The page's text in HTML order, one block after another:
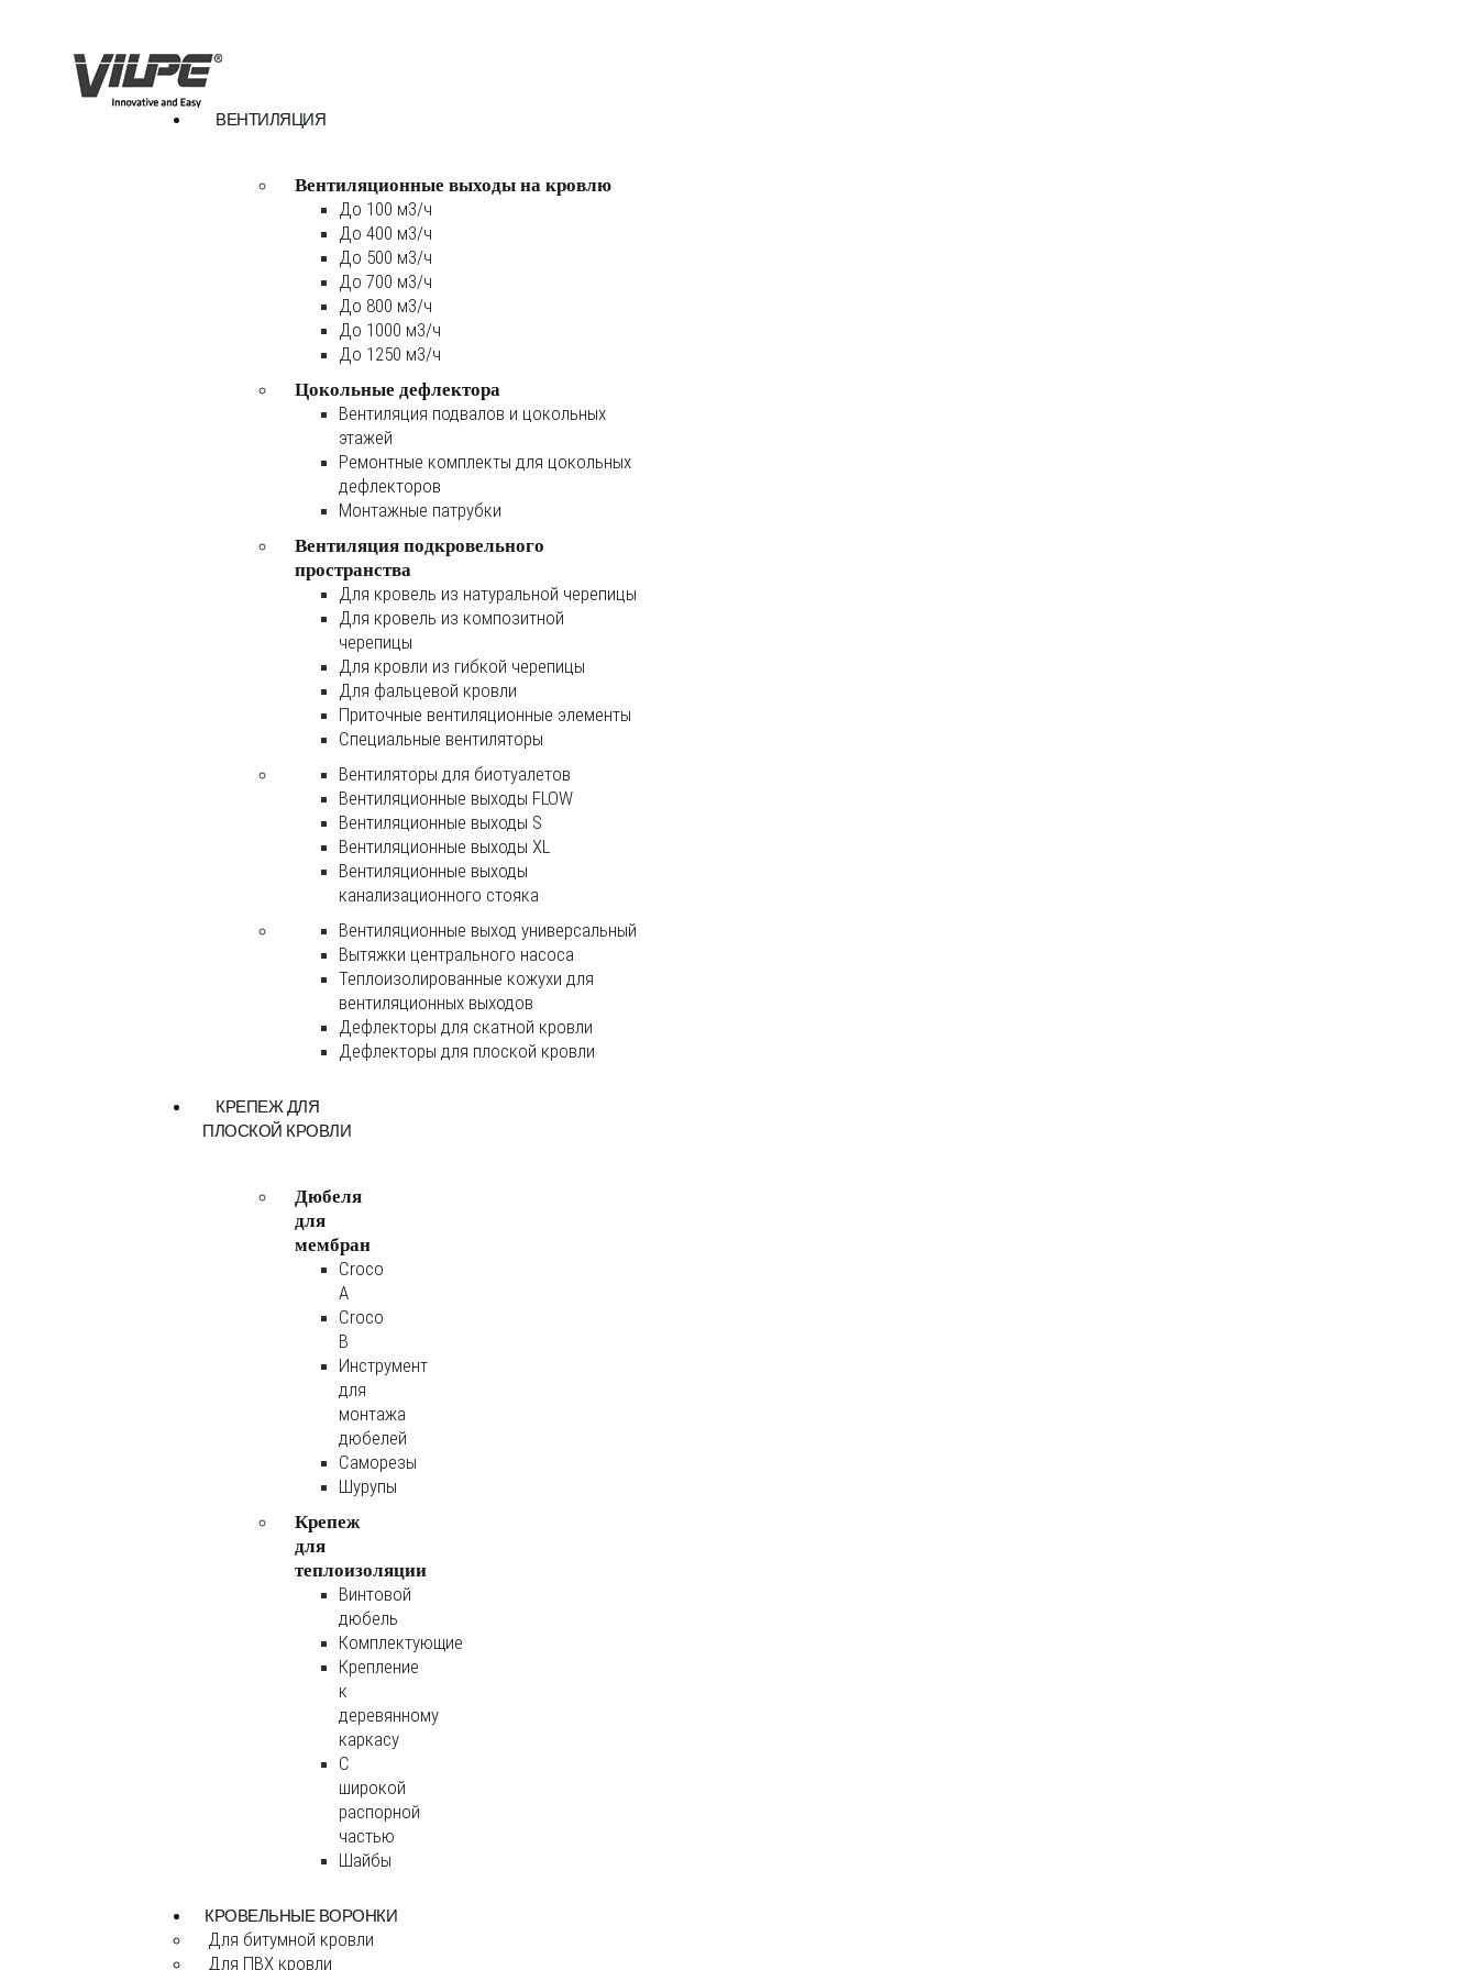
ВЕНТИЛЯЦИЯ
Вентиляционные выходы на кровлю
До 100 м3/ч
До 400 м3/ч
До 500 м3/ч
До 700 м3/ч
До 800 м3/ч
До 1000 м3/ч
До 1250 м3/ч
Цокольные дефлектора
Вентиляция подвалов и цокольных
этажей
Ремонтные комплекты для цокольных
дефлекторов
Монтажные патрубки
Вентиляция подкровельного
пространства
Для кровель из натуральной черепицы
Для кровель из композитной
черепицы
Для кровли из гибкой черепицы
Для фальцевой кровли
Приточные вентиляционные элементы
Специальные вентиляторы
Вентиляторы для биотуалетов
Вентиляционные выходы FLOW
Вентиляционные выходы S
Вентиляционные выходы XL
Вентиляционные выходы
канализационного стояка
Вентиляционные выход универсальный
Вытяжки центрального насоса
Теплоизолированные кожухи для
вентиляционных выходов
Дефлекторы для скатной кровли
Дефлекторы для плоской кровли
КРЕПЕЖ ДЛЯ
ПЛОСКОЙ КРОВЛИ
Дюбеля
для
мембран
Croco
A
Croco
B
Инструмент
для
монтажа
дюбелей
Саморезы
Шурупы
Крепеж
для
теплоизоляции
Винтовой
дюбель
Комплектующие
Крепление
к
деревянному
каркасу
С
широкой
распорной
частью
Шайбы
КРОВЕЛЬНЫЕ ВОРОНКИ
Для битумной кровли
Для ПВХ кровли